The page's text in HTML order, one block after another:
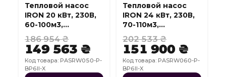
Тепловой насос
IRON 20 кВт, 230В,
60-100м3,
инвертер, с
охлаждением, WI-
FI
186 954 ₴
149 563 ₴
Код товара: PASRW050-P-
BP6II-X
Тепловой насос
IRON 24 кВт, 230В,
70-110м3,
инвертер, с
охлаждением, WI-
FI
202 533 ₴
151 900 ₴
Код товара: PASRW060-P-
BP6II-X